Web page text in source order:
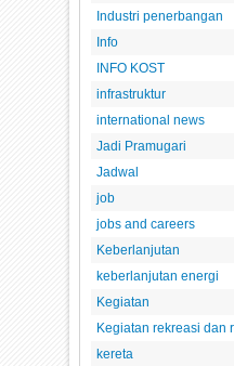
Industri penerbangan
Info
INFO KOST
infrastruktur
international news
Jadi Pramugari
Jadwal
job
jobs and careers
Keberlanjutan
keberlanjutan energi
Kegiatan
Kegiatan rekreasi dan
kereta